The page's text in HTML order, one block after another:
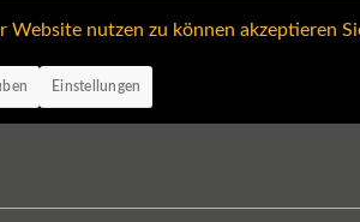
Website nutzen zu können akzeptieren
Einstellungen